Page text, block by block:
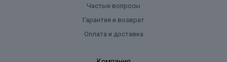
Частые вопросы
Гарантия и возврат
Оплата и доставка